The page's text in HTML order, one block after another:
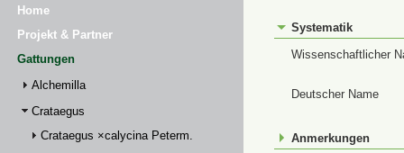
Home
Projekt & Partner
Gattungen
Alchemilla
Crataegus
Crataegus ×calycina Peterm.
Systematik
Wissenschaftlicher
Deutscher Name
Anmerkungen